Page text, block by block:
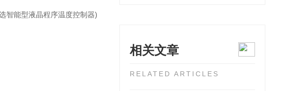
相关文章
RELATED ARTICLES
选智能型液晶程序温度控制器)